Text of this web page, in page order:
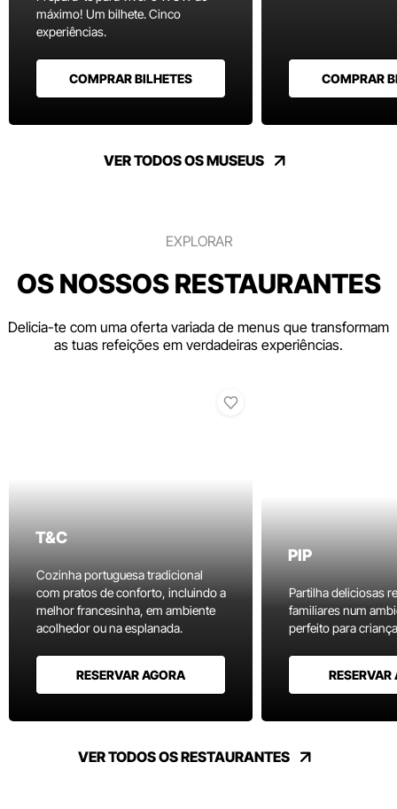
máximo! Um bilhete. Cinco
experiências.
COMPRAR BILHETES COMPRAR
VER TODOS OS MUSEUS
EXPLORAR
OS NOSSOS RESTAURANTES
Delicia-te com uma oferta variada de menus que transformam
as tuas refeições em verdadeiras experiências.
T&C
Cozinha portuguesa tradicional
com pratos de conforto, incluindo a
melhor francesinha, em ambiente
acolhedor ou na esplanada.
RESERVAR AGORA
PIP
Partilha deliciosas
familiares num
perfeito para
RESERVAR
VER TODOS OS RESTAURANTES